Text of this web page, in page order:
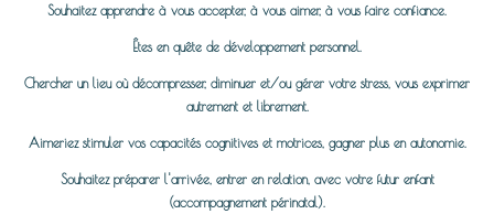
Souhaitez apprendre à vous accepter, à vous aimer, à vous faire confiance.
Êtes en quête de développement personnel.
Chercher un lieu où décompresser, diminuer et/ou gérer votre stress, vous exprimer
autrement et librement.
Aimeriez stimuler vos capacités cognitives et motrices, gagner plus en autonomie.
Souhaitez préparer l'arrivée, entrer en relation, avec votre futur enfant
(accompagnement périnatal).